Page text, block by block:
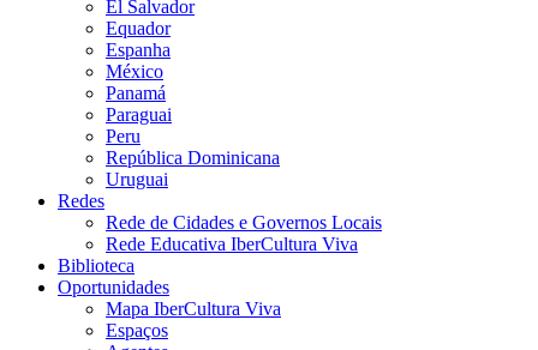
El Salvador
Equador
Espanha
México
Panamá
Paraguai
Peru
República Dominicana
Uruguai
Redes
Rede de Cidades e Governos Locais
Rede Educativa IberCultura Viva
Biblioteca
Oportunidades
Mapa IberCultura Viva
Espaços